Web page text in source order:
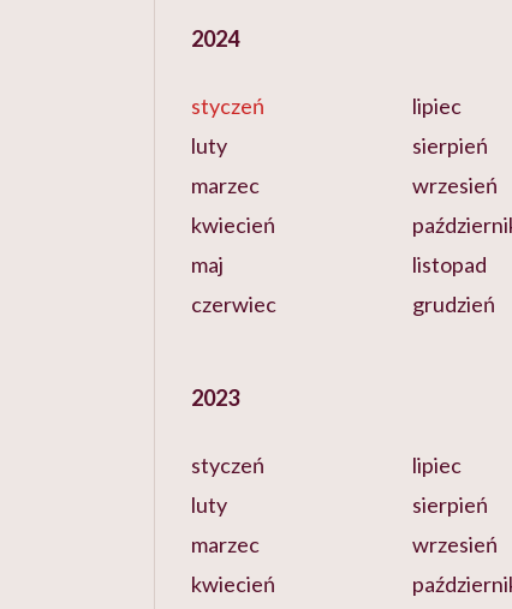
2024
styczeń
luty
marzec
kwiecień
maj
czerwiec
lipiec
sierpień
wrzesień
listopad
grudzień
2023
styczeń
luty
marzec
kwiecień
lipiec
sierpień
wrzesień